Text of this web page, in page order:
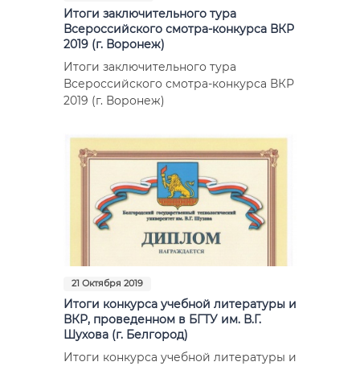
Итоги заключительного тура
Всероссийского смотра-конкурса ВКР
2019 (г. Воронеж)
Итоги заключительного тура
Всероссийского смотра-конкурса ВКР
2019 (г. Воронеж)
21 Октября 2019
Итоги конкурса учебной литературы и
ВКР, проведенном в БГТУ им. В.Г.
Шухова (г. Белгород)
Итоги конкурса учебной литературы и